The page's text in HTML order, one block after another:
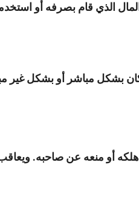
الذي قام بصرفه أو
بشكل مباشر أو بشكل غير
أو منعه عن صاحبه.